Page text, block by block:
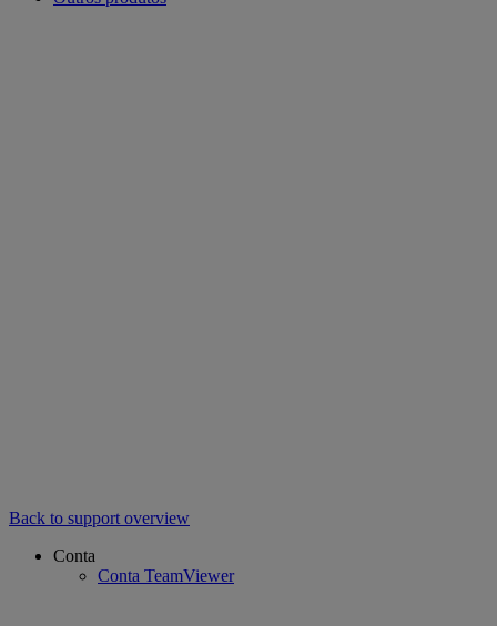
Back to support overview
Conta
Conta TeamViewer